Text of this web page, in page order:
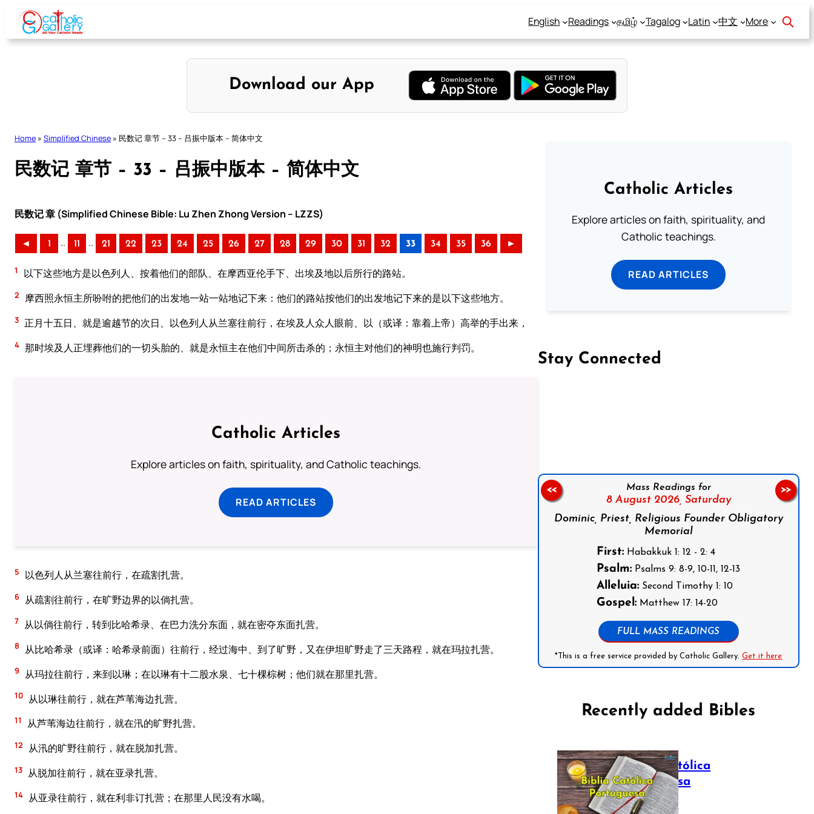
Skip
content
English Readings தமிழ் Tagalog Latin 中文 More
Download our App
Home » Simplified Chinese » 民数记 章节 – 33 – 吕振中版本 – 简体中文
民数记 章节 – 33 – 吕振中版本 – 简体中文
民数记 章 (Simplified Chinese Bible: Lu Zhen Zhong Version – LZZS)
◄ 1 .. 11 .. 21 22 23 24 25 26 27 28 29 30 31 32 33 34 35 36 ►
1 以下这些地方是以色列人、按着他们的部队、在摩西亚伦手下、出埃及地以后所行的路站。
2 摩西照永恒主所吩咐的把他们的出发地一站一站地记下来：他们的路站按他们的出发地记下来的是以下这些地方。
3 正月十五日、就是逾越节的次日、以色列人从兰塞往前行，在埃及人众人眼前、以（或译：靠着上帝）高举的手出来，
4 那时埃及人正埋葬他们的一切头胎的、就是永恒主在他们中间所击杀的；永恒主对他们的神明也施行判罚。
Catholic Articles
Explore articles on faith, spirituality, and Catholic teachings.
READ ARTICLES
5 以色列人从兰塞往前行，在疏割扎营。
6 从疏割往前行，在旷野边界的以倘扎营。
7 从以倘往前行，转到比哈希录、在巴力洗分东面，就在密夺东面扎营。
8 从比哈希录（或译：哈希录前面）往前行，经过海中、到了旷野，又在伊坦旷野走了三天路程，就在玛拉扎营。
9 从玛拉往前行，来到以琳；在以琳有十二股水泉、七十棵棕树；他们就在那里扎营。
10 从以琳往前行，就在芦苇海边扎营。
11 从芦苇海边往前行，就在汛的旷野扎营。
12 从汛的旷野往前行，就在脱加扎营。
13 从脱加往前行，就在亚录扎营。
14 从亚录往前行，就在利非订扎营；在那里人民没有水喝。
Catholic Articles
Explore articles on faith, spirituality, and
Catholic teachings.
READ ARTICLES
Stay Connected
Mass Readings for
8 August 2026, Saturday
Dominic, Priest, Religious Founder Obligatory
Memorial
First: Habakkuk 1: 12 - 2: 4
Psalm: Psalms 9: 8-9, 10-11, 12-13
Alleluia: Second Timothy 1: 10
Gospel: Matthew 17: 14-20
FULL MASS READINGS
*This is a free service provided by Catholic Gallery.Get it here
<< >>
Recently added Bibles
Bíblia Católica
Portuguesa
July 16, 2025